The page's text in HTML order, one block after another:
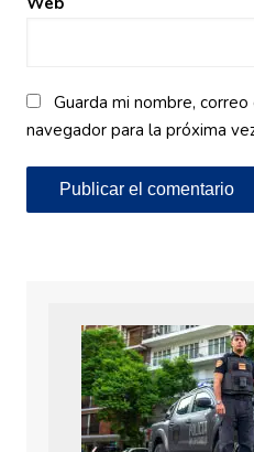
Guarda mi nombre,
navegador para la próxima